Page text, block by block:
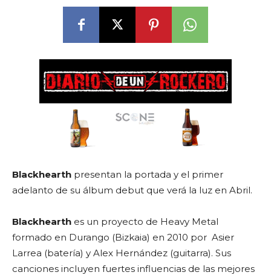
Blackhearth presentan la portada y el primer
adelanto de su álbum debut que verá la luz en Abril.
Blackhearth es un proyecto de Heavy Metal
formado en Durango (Bizkaia) en 2010 por Asier
Larrea (batería) y Alex Hernández (guitarra). Sus
canciones incluyen fuertes influencias de las mejores